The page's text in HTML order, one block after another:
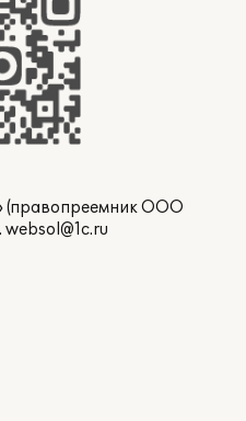
(правопреемник ООО
websol@1c.ru